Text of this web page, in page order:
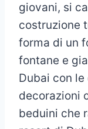
giovani, si
costruzione
forma di un
fontane e
Dubai con
decorazioni
beduini che